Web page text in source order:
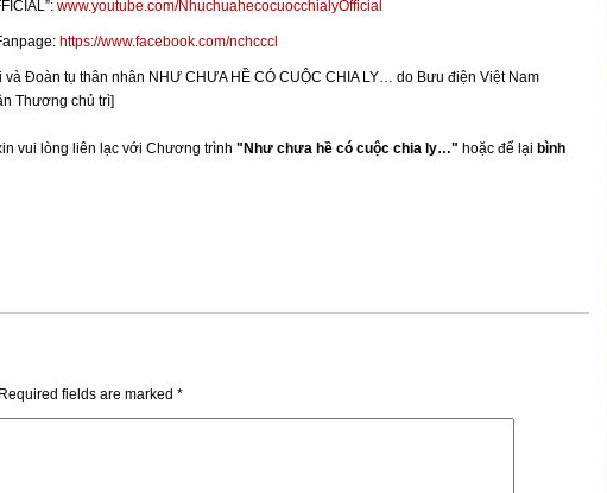
www.youtube.com/NhuchuahecocuocchialyOfficial
https://www.facebook.com/nchcccl
và Đoàn tụ thân nhân NHƯ CHƯA HỀ CÓ CUỘC CHIA LY… do Bưu điện Việt Nam
Thương chủ trì]
vui lòng liên lạc với Chương trình "Như chưa hề có cuộc chia ly…" hoặc để lại bình
Required fields are marked *